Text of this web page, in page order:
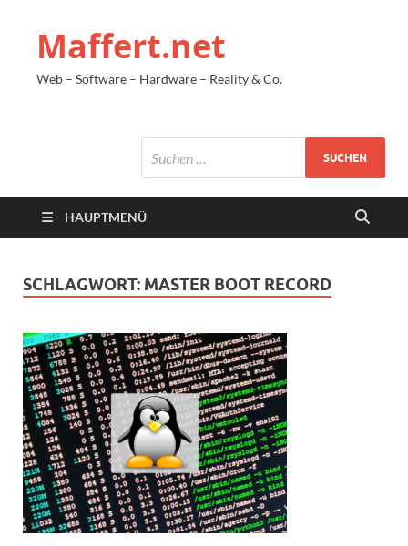
Maffert.net
Web – Software – Hardware – Reality & Co.
HAUPTMENÜ
SCHLAGWORT: MASTER BOOT RECORD